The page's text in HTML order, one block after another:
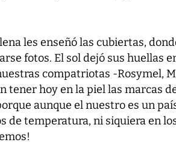
les enseñó las cubiertas,
fotos. El sol dejó sus huellas
compatriotas -Rosymel,
tener hoy en la piel las marcas
aunque el nuestro es un
de temperatura, ni siquiera en